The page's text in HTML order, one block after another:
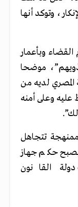
وتوكد أنها
وبأعمار
ذويهم”، موضحا
المصري لديه من
عليه وعلى أمنه
ممنهجة تتجاهل
حكم جهاز
القانون